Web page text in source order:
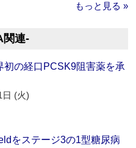
もっと見る »
連‐
初の経口PCSK9阻害薬を承
日 (火)
をステージ3の1型糖尿病